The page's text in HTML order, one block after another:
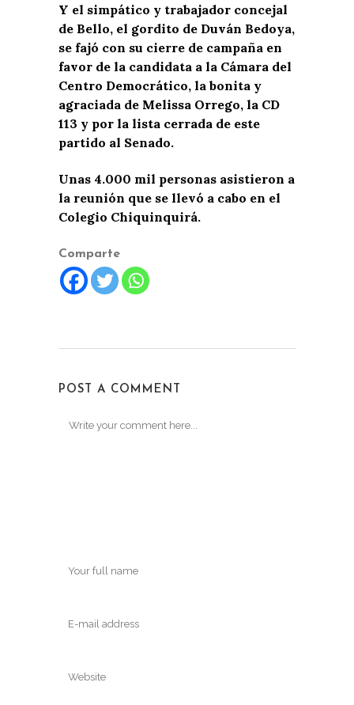
Y el simpático y trabajador concejal
de Bello, el gordito de Duván Bedoya,
se fajó con su cierre de campaña en
favor de la candidata a la Cámara del
Centro Democrático, la bonita y
agraciada de Melissa Orrego, la CD
113 y por la lista cerrada de este
partido al Senado.
Unas 4.000 mil personas asistieron a
la reunión que se llevó a cabo en el
Colegio Chiquinquirá.
Comparte
POST A COMMENT